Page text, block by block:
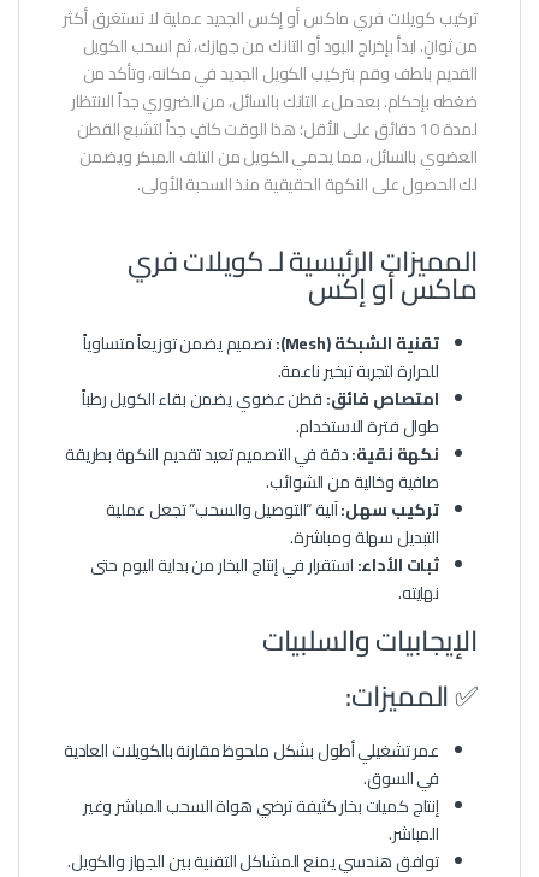
تركيب كويلات فري ماكس أو إكس الجديد عملية لا تستغرق أكثر
من ثوانٍ. ابدأ بإخراج البود أو التانك من جهازك، ثم اسحب الكويل
القديم بلطف وقم بتركيب الكويل الجديد في مكانه، وتأكد من
ضغطه بإحكام. بعد ملء التانك بالسائل، من الضروري جداً الانتظار
لمدة 10 دقائق على الأقل؛ هذا الوقت كافٍ جداً لتشبع القطن
العضوي بالسائل، مما يحمي الكويل من التلف المبكر ويضمن
لك الحصول على النكهة الحقيقية منذ السحبة الأولى.
المميزات الرئيسية لـ كويلات فري
ماكس أو إكس
تقنية الشبكة (Mesh):
تصميم يضمن توزيعاً متساوياً
للحرارة لتجربة تبخير ناعمة.
امتصاص فائق:قطن عضوي يضمن بقاء الكويل رطباً
طوال فترة الاستخدام.
نكهة نقية:دقة في التصميم تعيد تقديم النكهة بطريقة
صافية وخالية من الشوائب.
تركيب سهل:آلية “التوصيل والسحب” تجعل عملية
التبديل سهلة ومباشرة.
ثبات الأداء:استقرار في إنتاج البخار من بداية اليوم حتى
نهايته.
الإيجابيات والسلبيات
✅ المميزات:
عمر تشغيلي أطول بشكل ملحوظ مقارنة بالكويلات العادية
في السوق.
إنتاج كميات بخار كثيفة ترضي هواة السحب المباشر وغير
المباشر.
توافق هندسي يمنع المشاكل التقنية بين الجهاز والكويل.